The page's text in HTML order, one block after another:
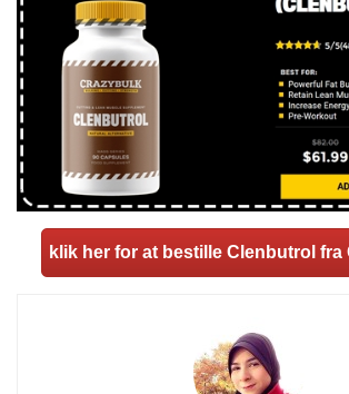
klik her for at bestille Clenbutrol fra